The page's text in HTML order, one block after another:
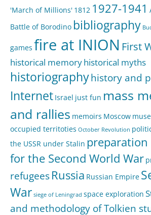
'March of Millions' 1812 1927-1941
Battle of Borodino bibliography
games fire at INION First
historical memoryhistorical myths
historiographyhistory and
Internet Israel just fun mass
and rallies memoirs Moscow
occupied territoties October Revolution
the USSR under Stalin preparation
for the Second World War
refugees Russia Russian Empire
War siege of Leningrad space exploration
and methodology of Tolkien